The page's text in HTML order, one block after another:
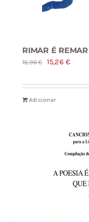
RIMAR É REMAR
16,96€
O
original
era:
15,26€O
atual
Adicionar